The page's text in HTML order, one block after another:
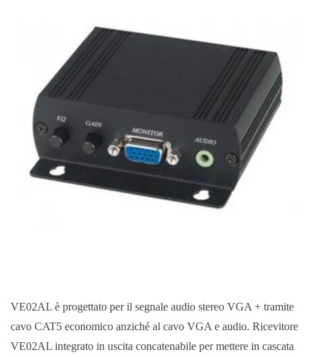
VE02AL è progettato per il segnale audio stereo VGA + tramite
cavo CAT5 economico anziché al cavo VGA e audio. Ricevitore
VE02AL integrato in uscita concatenabile per mettere in cascata